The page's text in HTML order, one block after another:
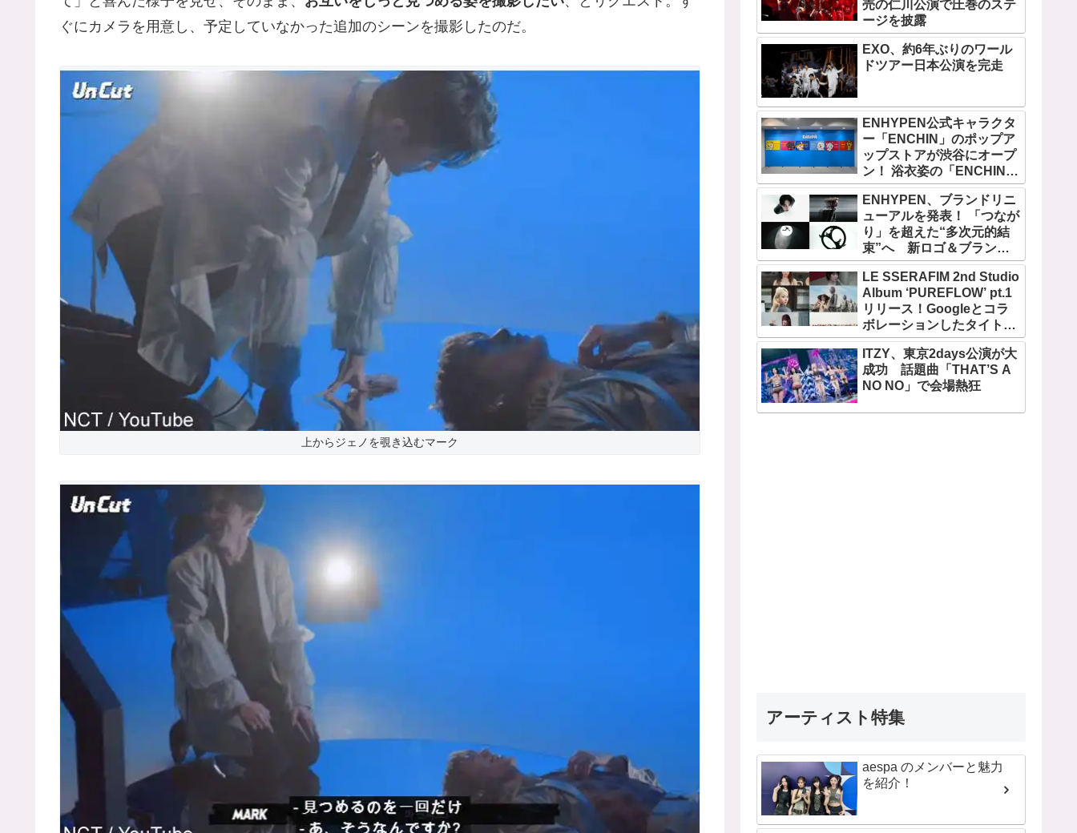
ぐにカメラを用意し、予定していなかった追加のシーンを撮影したのだ。
上からジェノを覗き込むマーク
売の仁川公演で圧巻のステ
ージを披露
EXO、約6年ぶりのワール
ドツアー日本公演を完走
ENHYPEN公式キャラクタ
ー「ENCHIN」のポップア
ップストアが渋谷にオープ
ン！ 浴衣姿の「ENCHIN」
が登場
ENHYPEN、ブランドリニ
ューアルを発表！ 「つなが
り」を超えた“多次元的結
束”へ 新ロゴ＆ブランド
フィルム公開
LE SSERAFIM 2nd Studio
Album ‘PUREFLOW’ pt.1
リリース！Googleとコラ
ボレーションしたタイトル
曲「BOOMPALA」MVも公
開
ITZY、東京2days公演が大
成功 話題曲「THAT’S A
NO NO」で会場熱狂
アーティスト特集
aespa のメンバーと魅力
を紹介！